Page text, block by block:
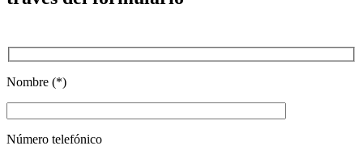
Nombre (*)
Número telefónico